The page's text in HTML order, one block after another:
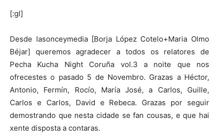
[:gl]
Desde lasonceymedia [Borja López Cotelo+Maria Olmo
Béjar] queremos agradecer a todos os relatores de
Pecha Kucha Night Coruña vol.3 a noite que nos
ofrecestes o pasado 5 de Novembro. Grazas a Héctor,
Antonio, Fermín, Rocío, María José, a Carlos, Guille,
Carlos e Carlos, David e Rebeca. Grazas por seguir
demostrando que nesta cidade se fan cousas, e que hai
xente disposta a contaras.